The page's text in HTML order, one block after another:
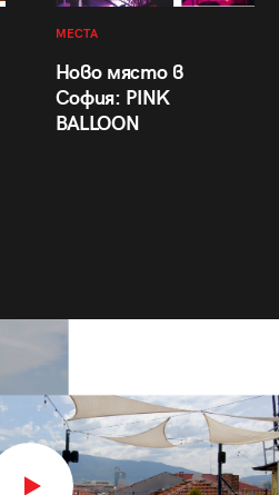
МЕСТА
Ново място в
София: PINK
BALLOON